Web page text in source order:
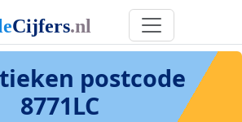
postcode
8771LC